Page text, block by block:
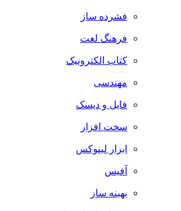
فشرده ساز
فرهنگ لغت
کتاب الکترونیک
مهندسی
فایل و دیسک
سخت افزار
ابزار لینوکس
آفیس
بهینه ساز